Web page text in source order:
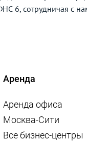
6, сотрудничая с
Аренда
Аренда офиса
Москва-Сити
Все бизнес-центры